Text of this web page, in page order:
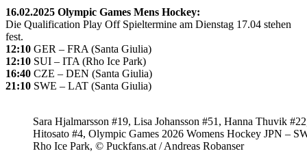
16.02.2025 Olympic Games Mens Hockey:
Die Qualification Play Off Spieltermine am Dienstag 17.04 stehen
fest.
12:10 GER – FRA (Santa Giulia)
12:10 SUI – ITA (Rho Ice Park)
16:40 CZE – DEN (Santa Giulia)
21:10 SWE – LAT (Santa Giulia)
Sara Hjalmarsson #19, Lisa Johansson #51, Hanna Thuvik
Hitosato #4, Olympic Games 2026 Womens Hockey JPN –
Rho Ice Park, © Puckfans.at / Andreas Robanser